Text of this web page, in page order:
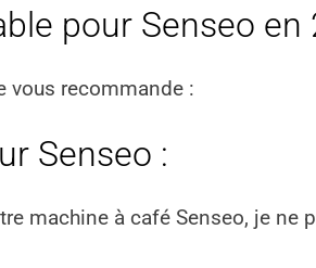
pour Senseo en
vous recommande :
Senseo :
machine à café Senseo, je ne